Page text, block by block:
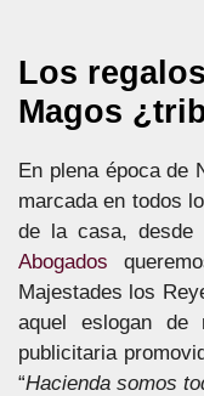
Los
Magos
En plena época de
marcada en todos
de la casa, desde
Abogados
Majestades los
aquel eslogan de
publicitaria
“Hacienda somos